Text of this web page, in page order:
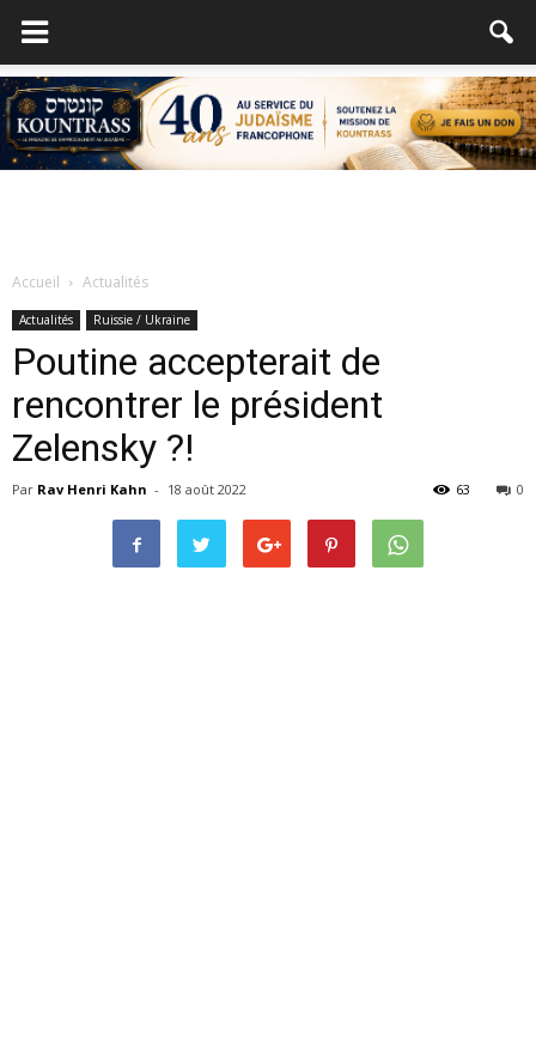
Accueil Actualités
Actualités Ruissie / Ukraine
Poutine accepterait de
rencontrer le président
Zelensky ?!
Par Rav Henri Kahn - 18 août 2022 0
63